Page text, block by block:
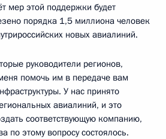
мер этой поддержки будет
порядка 1,5 миллиона человек
новых авиалиний.
руководители регионов,
помочь им в передаче вам
У нас принято
авиалиний, и это
соответствующую компанию,
по этому вопросу состоялось.